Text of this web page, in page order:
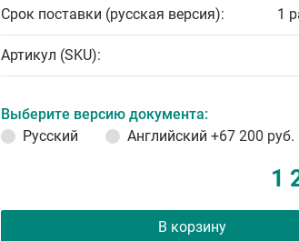
Срок поставки (русская версия): 1
Артикул (SKU):
Выберите версию документа:
Русский
Английский +67 200 руб.
1
В корзину